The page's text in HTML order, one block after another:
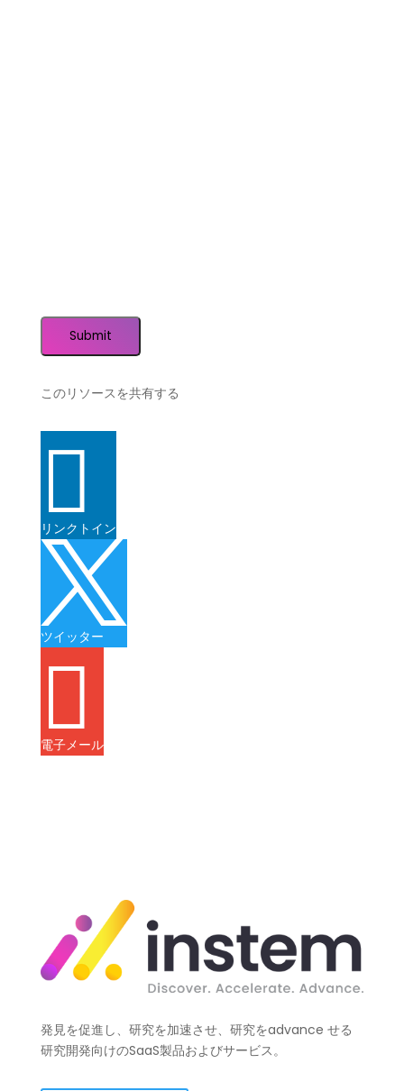
このリソースを共有する

リンクトイン

ツイッター

電子メール
発見を促進し、研究を加速させ、研究をadvance せる
研究開発向けのSaaS製品およびサービス。